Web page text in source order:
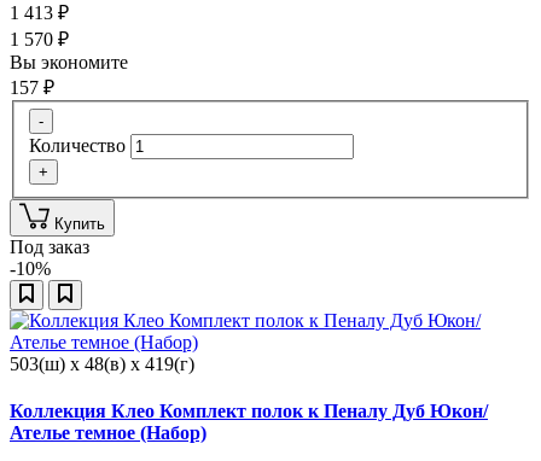
1 413 ₽
1 570 ₽
Вы экономите
157 ₽
-
Количество
+
Купить
Под заказ
-10%
503(ш) x 48(в) x 419(г)
Коллекция Клео Комплект полок к Пеналу Дуб Юкон/
Ателье темное (Набор)